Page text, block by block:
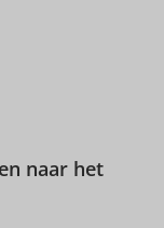
naar het